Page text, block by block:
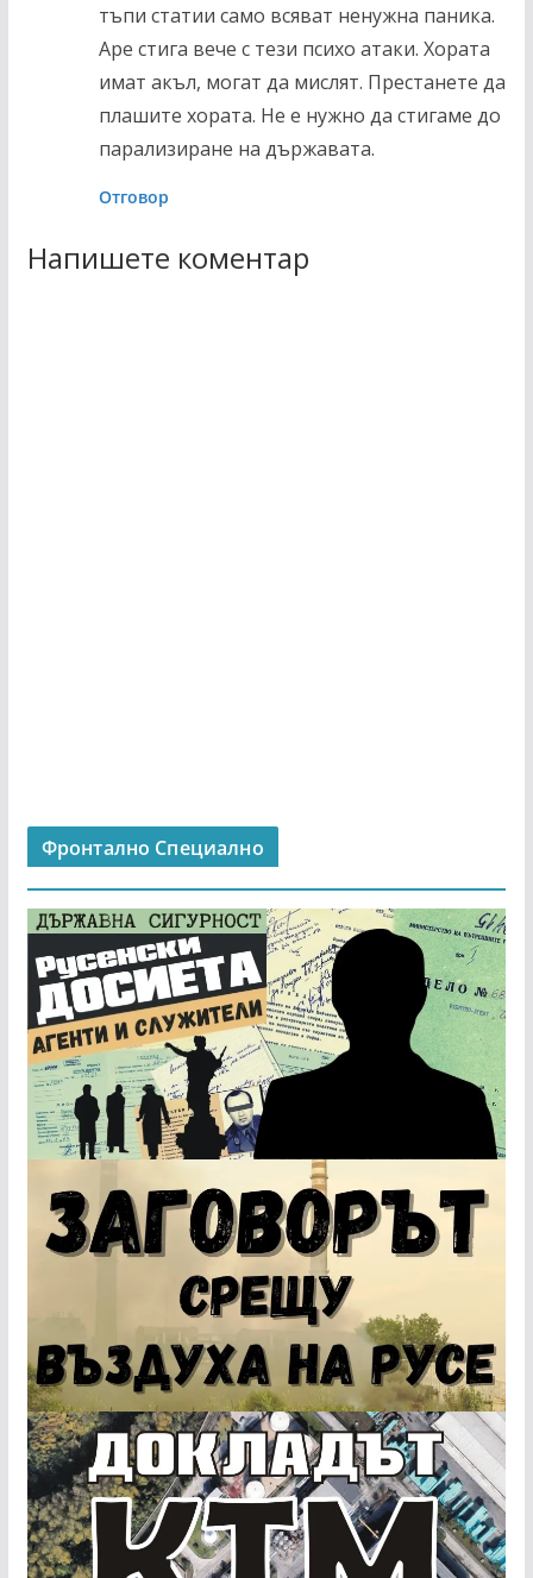
тъпи статии само всяват ненужна паника.
Аре стига вече с тези психо атаки. Хората
имат акъл, могат да мислят. Престанете да
плашите хората. Не е нужно да стигаме до
парализиране на държавата.
Отговор
Напишете коментар
Фронтално Специално